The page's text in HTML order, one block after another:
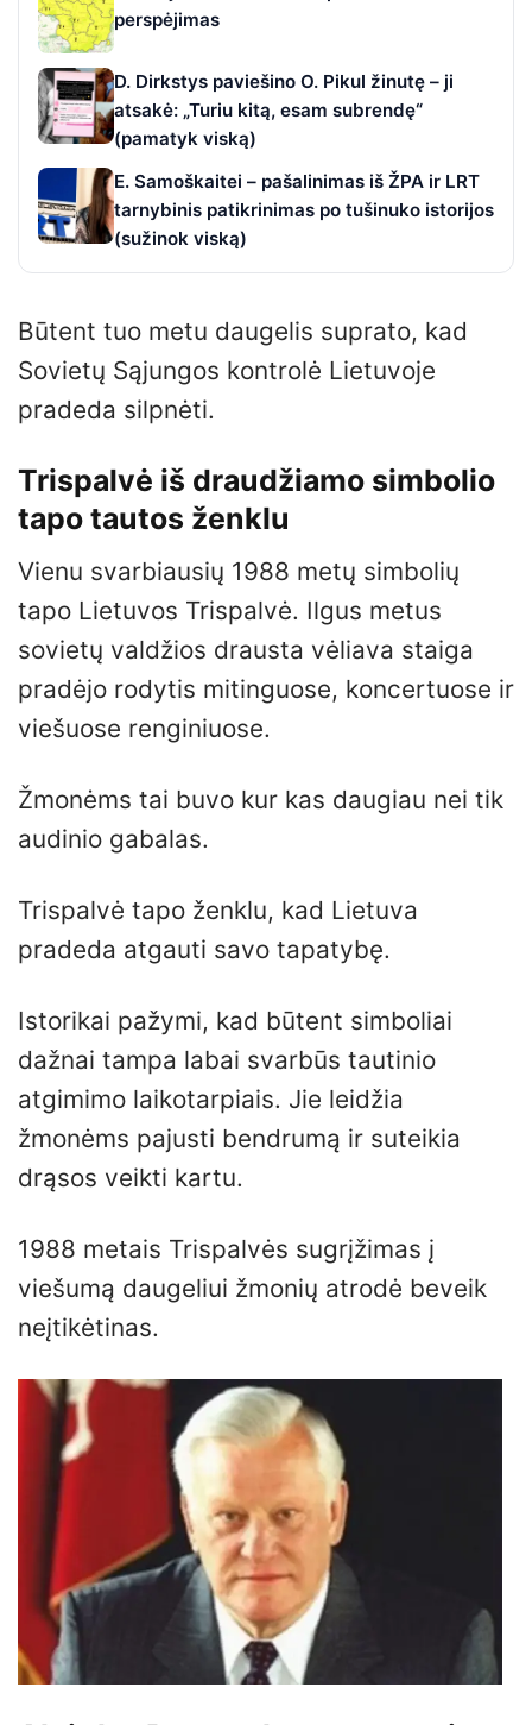
perspėjimas
D. Dirkstys paviešino O. Pikul žinutę – ji
atsakė: „Turiu kitą, esam subrendę“
(pamatyk viską)
E. Samoškaitei – pašalinimas iš ŽPA ir LRT
tarnybinis patikrinimas po tušinuko istorijos
(sužinok viską)
Būtent tuo metu daugelis suprato, kad
Sovietų Sąjungos kontrolė Lietuvoje
pradeda silpnėti.
Trispalvė iš draudžiamo simbolio
tapo tautos ženklu
Vienu svarbiausių 1988 metų simbolių
tapo Lietuvos Trispalvė. Ilgus metus
sovietų valdžios drausta vėliava staiga
pradėjo rodytis mitinguose, koncertuose ir
viešuose renginiuose.
Žmonėms tai buvo kur kas daugiau nei tik
audinio gabalas.
Trispalvė tapo ženklu, kad Lietuva
pradeda atgauti savo tapatybę.
Istorikai pažymi, kad būtent simboliai
dažnai tampa labai svarbūs tautinio
atgimimo laikotarpiais. Jie leidžia
žmonėms pajusti bendrumą ir suteikia
drąsos veikti kartu.
1988 metais Trispalvės sugrįžimas į
viešumą daugeliui žmonių atrodė beveik
neįtikėtinas.